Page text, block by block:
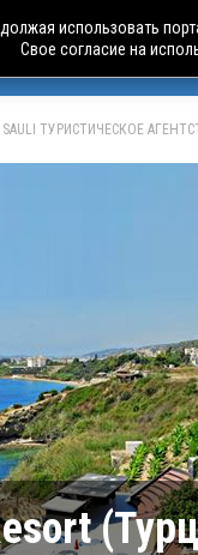
SAULI ТУРИСТИЧЕСКОЕ
использовать
Свое согласие на